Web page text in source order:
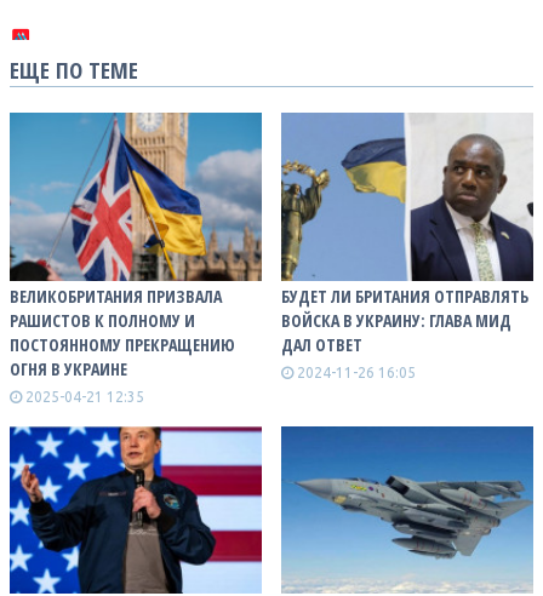
ЕЩЕ ПО ТЕМЕ
ВЕЛИКОБРИТАНИЯ ПРИЗВАЛА
РАШИСТОВ К ПОЛНОМУ И
ПОСТОЯННОМУ ПРЕКРАЩЕНИЮ
ОГНЯ В УКРАИНЕ
2025-04-21 12:35
БУДЕТ ЛИ БРИТАНИЯ ОТПРАВЛЯТЬ
ВОЙСКА В УКРАИНУ: ГЛАВА МИД
ДАЛ ОТВЕТ
2024-11-26 16:05